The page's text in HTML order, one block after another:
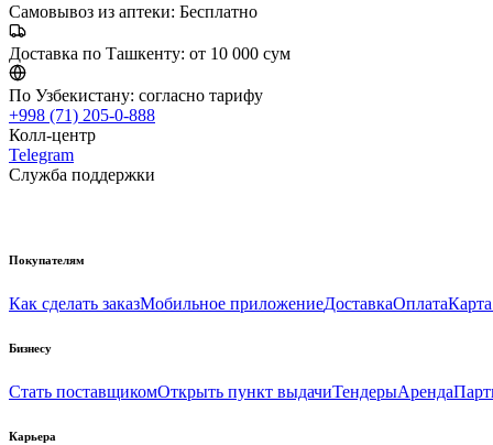
Самовывоз из аптеки: Бесплатно
Доставка по Ташкенту: от 10 000 сум
По Узбекистану: согласно тарифу
+998 (71) 205-0-888
Колл-центр
Telegram
Служба поддержки
Покупателям
Как сделать заказМобильное приложениеДоставкаОплата
Бизнесу
Стать поставщикомОткрыть пункт выдачиТендерыАренда
Карьера